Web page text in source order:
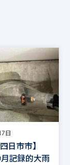
日
日市市】
記録的大雨